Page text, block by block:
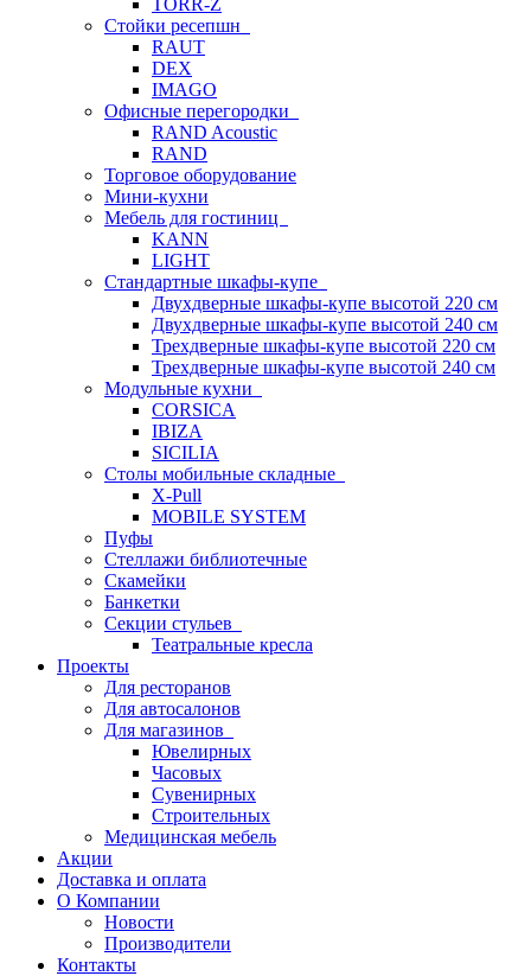
TORR-Z
Стойки ресепшн
RAUT
DEX
IMAGO
Офисные перегородки
RAND Acoustic
RAND
Торговое оборудование
Мини-кухни
Мебель для гостиниц
KANN
LIGHT
Стандартные шкафы-купе
Двухдверные шкафы-купе высотой 220 см
Двухдверные шкафы-купе высотой 240 см
Трехдверные шкафы-купе высотой 220 см
Трехдверные шкафы-купе высотой 240 см
Модульные кухни
CORSICA
IBIZA
SICILIA
Столы мобильные складные
X-Pull
MOBILE SYSTEM
Пуфы
Стеллажи библиотечные
Скамейки
Банкетки
Секции стульев
Театральные кресла
Проекты
Для ресторанов
Для автосалонов
Для магазинов
Ювелирных
Часовых
Сувенирных
Строительных
Медицинская мебель
Акции
Доставка и оплата
О Компании
Новости
Производители
Контакты